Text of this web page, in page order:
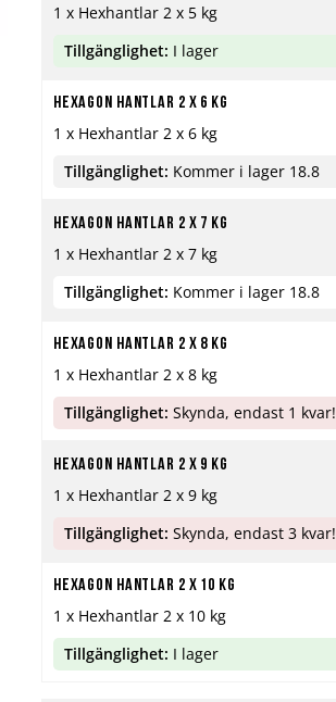
1 x Hexhantlar 2 x 5 kg
Tillgänglighet: I lager
Hexagon Hantlar 2 x 6 kg
1 x Hexhantlar 2 x 6 kg
Tillgänglighet: Kommer i lager 18.8
Hexagon Hantlar 2 x 7 kg
1 x Hexhantlar 2 x 7 kg
Tillgänglighet: Kommer i lager 18.8
Hexagon Hantlar 2 x 8 kg
1 x Hexhantlar 2 x 8 kg
Tillgänglighet: Skynda, endast 1 kvar!
Hexagon Hantlar 2 x 9 kg
1 x Hexhantlar 2 x 9 kg
Tillgänglighet: Skynda, endast 3 kvar!
Hexagon Hantlar 2 x 10 kg
1 x Hexhantlar 2 x 10 kg
Tillgänglighet: I lager